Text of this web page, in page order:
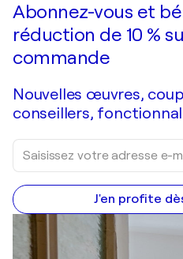
Je passe
Abonnez-vous et
réduction de 10 %
commande
Nouvelles œuvres,
conseillers,
J'en profite